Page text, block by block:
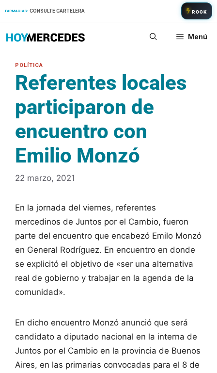
FARMACIAS: CONSULTE CARTELERA ROCK
Menú
Referentes locales
participaron de
encuentro con
Emilio Monzó
22 marzo, 2021
En la jornada del viernes, referentes
mercedinos de Juntos por el Cambio, fueron
parte del encuentro que encabezó Emilo Monzó
en General Rodríguez. En encuentro en donde
se explicitó el objetivo de «ser una alternativa
real de gobierno y trabajar en la agenda de la
comunidad».
En dicho encuentro Monzó anunció que será
candidato a diputado nacional en la interna de
Juntos por el Cambio en la provincia de Buenos
Aires, en las primarias convocadas para el 8 de